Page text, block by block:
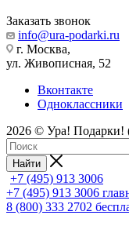
Заказать звонок
info@ura-podarki.ru
г. Москва,
ул. Живописная, 52
Вконтакте
Одноклассники
2026 © Ура!
Найти
+7 (495) 913 3006
+7 (495) 913 3006
8 (800) 333 2702